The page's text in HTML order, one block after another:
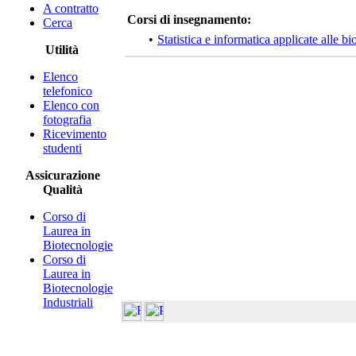
A contratto
Cerca
Utilità
Elenco
telefonico
Elenco con
fotografia
Ricevimento
studenti
Assicurazione
Qualità
Corso di
Laurea in
Biotecnologie
Corso di
Laurea in
Biotecnologie
Industriali
Corsi di insegnamento:
• Statistica e informatica applicate alle